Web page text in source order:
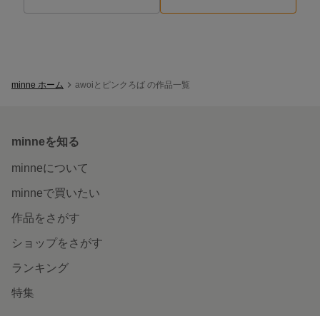
minne ホーム awoiとピンクろば の作品一覧
minneを知る
minneについて
minneで買いたい
作品をさがす
ショップをさがす
ランキング
特集